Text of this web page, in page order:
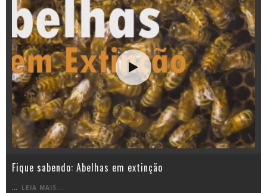
Fique sabendo: Abelhas em extinção
... LEIA MAIS...